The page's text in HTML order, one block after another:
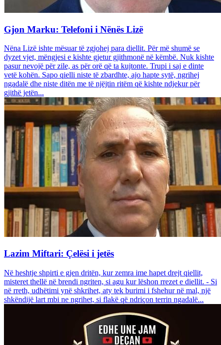
Gjon Marku: Telefoni i Nënës Lizë
Nëna Lizë ishte mësuar të zgjohej para diellit. Për më shumë se
dyzet vjet, mëngjesi e kishte gjetur gjithmonë në këmbë. Nuk kishte
pasur nevojë për zile, as për orë që ta kujtonte. Trupi i saj e dinte
vetë kohën. Sapo qielli niste të zbardhte, ajo hapte sytë, ngrihej
ngadalë dhe niste ditën me të njëjtin ritëm që kishte ndjekur për
gjithë jetën...
Lazim Miftari: Çelësi i jetës
Në heshtje shpirti e gjen dritën, kur zemra ime hapet drejt qiellit,
misteret thellë në brendi ngriten, si agu kur lëshon rrezet e diellit. - Si
në rreth, udhëtimi ynë shkrihet, aty tek burimi i fshehur në mal, një
shkëndijë lart mbi ne ngrihet, si flakë që ndriçon terrin ngadalë...